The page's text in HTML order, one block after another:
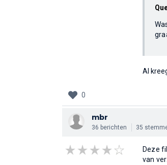
Al
0
mbr
36 berichten 35
Deze
van